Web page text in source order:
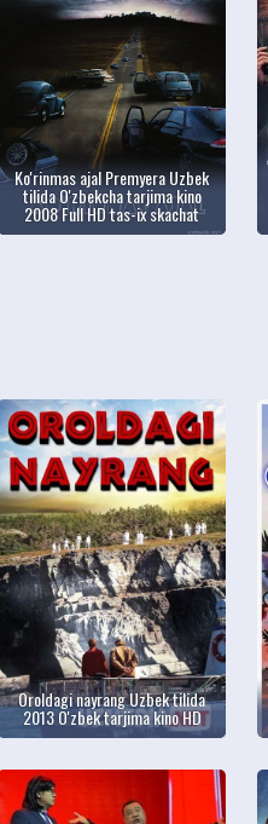
Ko'rinmas ajal Premyera Uzbek
tilida O'zbekcha tarjima kino
2008 Full HD tas-ix skachat
Oroldagi nayrang Uzbek tilida
2013 O'zbek tarjima kino HD